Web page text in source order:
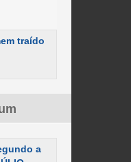
traído
a